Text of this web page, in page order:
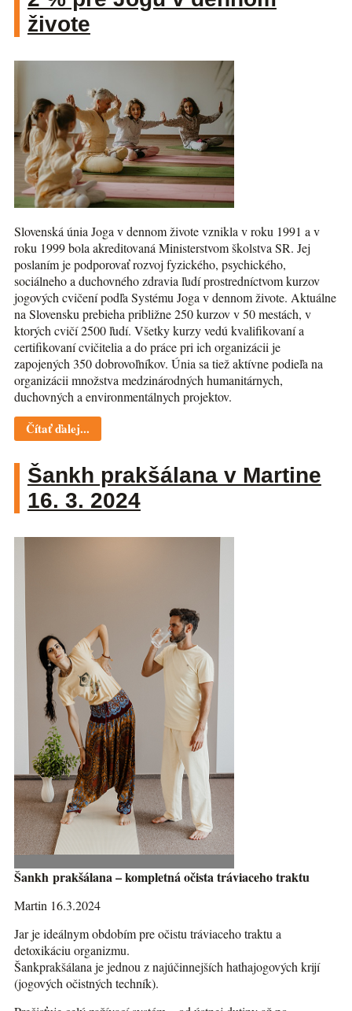
živote
Slovenská únia Joga v dennom živote vznikla v roku 1991 a v
roku 1999 bola akreditovaná Ministerstvom školstva SR. Jej
poslaním je podporovať rozvoj fyzického, psychického,
sociálneho a duchovného zdravia ľudí prostredníctvom kurzov
jogových cvičení podľa Systému Joga v dennom živote. Aktuálne
na Slovensku prebieha približne 250 kurzov v 50 mestách, v
ktorých cvičí 2500 ľudí. Všetky kurzy vedú kvalifikovaní a
certifikovaní cvičitelia a do práce pri ich organizácii je
zapojených 350 dobrovoľníkov. Únia sa tiež aktívne podieľa na
organizácii množstva medzinárodných humanitárnych,
duchovných a environmentálnych projektov.
Čítať ďalej...
Šankh prakšálana v Martine
16. 3. 2024
Šankh prakšálana – kompletná očista tráviaceho traktu
Martin 16.3.2024
Jar je ideálnym obdobím pre očistu tráviaceho traktu a
detoxikáciu organizmu.
Šankprakšálana je jednou z najúčinnejších hathajogových krijí
(jogových očistných techník).